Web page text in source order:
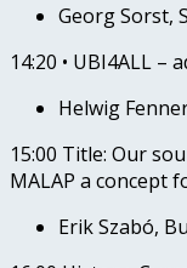
Georg Sorst,
14:20 • UBI4ALL –
Helwig
15:00 Title: Our
MALAP a concept
Erik Szabó,